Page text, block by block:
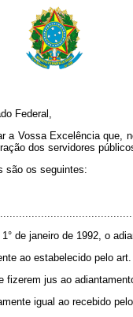
Federal,
a Vossa Excelência que,
dos servidores
são os seguintes:
de janeiro de 1992, o
ao estabelecido pelo
fizerem jus ao
igual ao recebido